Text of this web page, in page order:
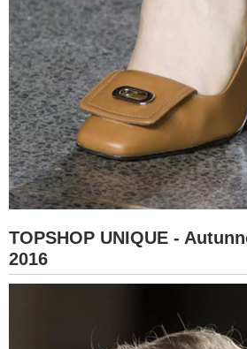
TOPSHOP UNIQUE -
2016